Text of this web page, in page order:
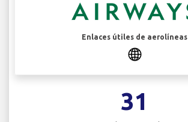
Enlaces útiles de aerolíneas
31